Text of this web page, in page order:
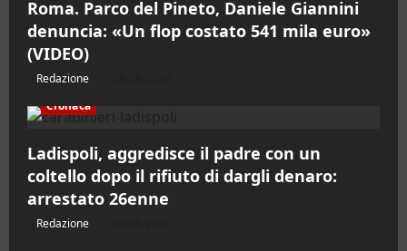
Roma. Parco del Pineto, Daniele Giannini
denuncia: «Un flop costato 541 mila euro»
(VIDEO)
Redazione
Cronaca
Ladispoli, aggredisce il padre con un
coltello dopo il rifiuto di dargli denaro:
arrestato 26enne
Redazione